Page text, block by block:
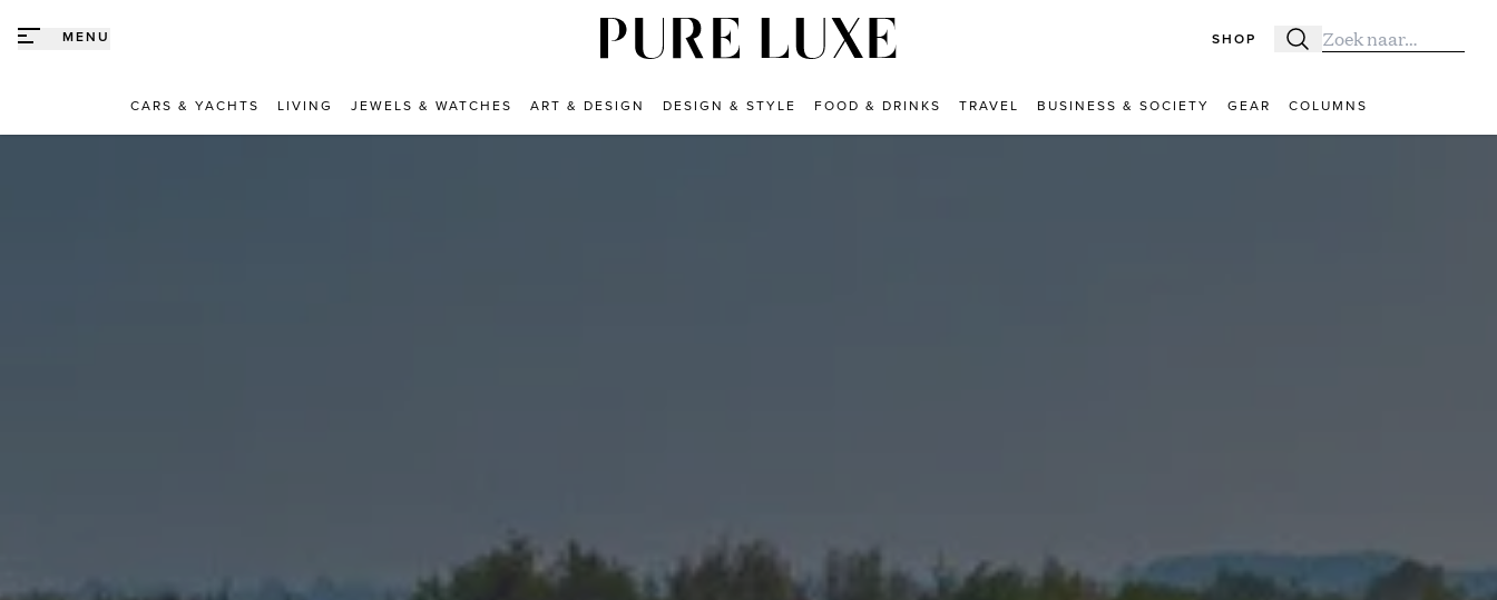
MENU SHOP Zoeken
Zoek naar:
CARS & YACHTS LIVING JEWELS & WATCHES ART & DESIGN DESIGN & STYLE FOOD & DRINKS TRAVEL BUSINESS & SOCIETY GEAR COLUMNS